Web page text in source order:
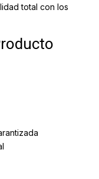
total con los